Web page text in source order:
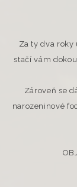
Za ty dva roky
stačí vám
Zároveň se
narozeninové